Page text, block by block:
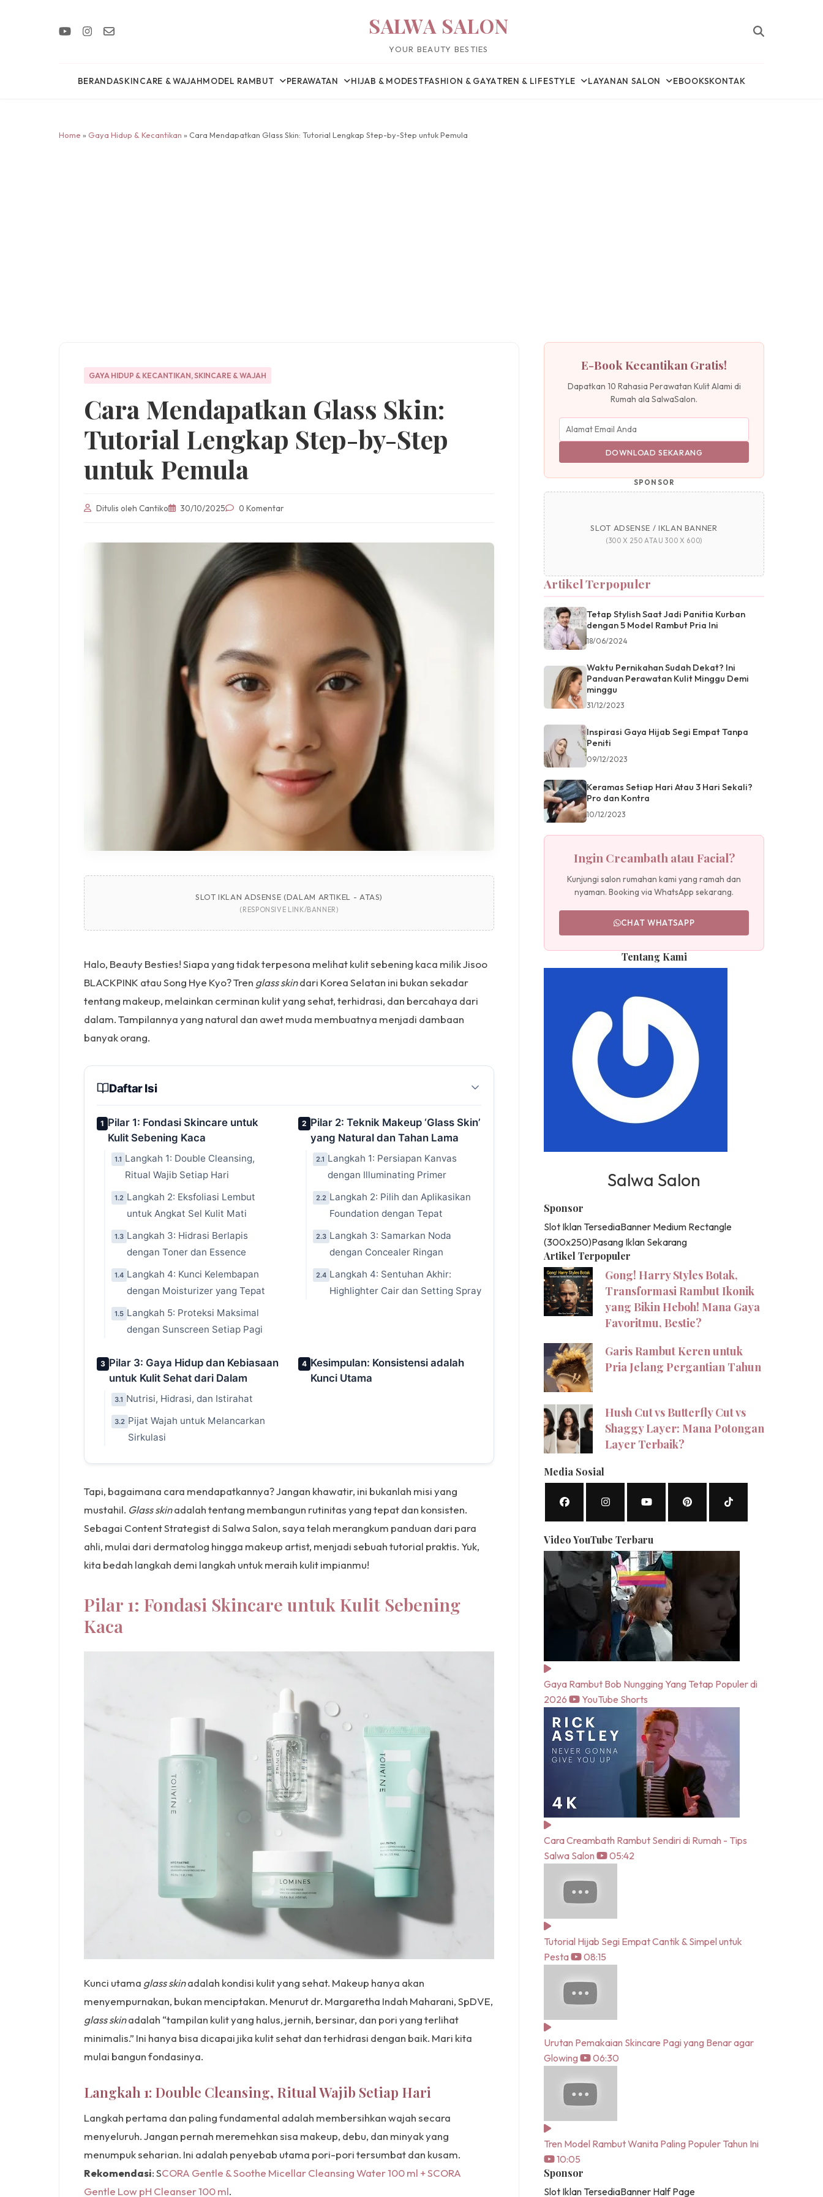
SALWA SALON
YOUR BEAUTY BESTIES
BERANDASKINCARE & WAJAHMODEL RAMBUT PERAWATAN HIJAB & MODESTFASHION & GAYATREN & LIFESTYLE LAYANAN SALON EBOOKSKONTAK
Home » Gaya Hidup & Kecantikan » Cara Mendapatkan Glass Skin: Tutorial Lengkap Step-by-Step untuk Pemula
GAYA HIDUP & KECANTIKAN, SKINCARE & WAJAH
Cara Mendapatkan Glass Skin:
Tutorial Lengkap Step-by-Step
untuk Pemula
Ditulis oleh Cantiko 30/10/2025 0 Komentar
SLOT IKLAN ADSENSE (DALAM ARTIKEL - ATAS)
(RESPONSIVE LINK/BANNER)
Halo, Beauty Besties! Siapa yang tidak terpesona melihat kulit sebening kaca milik Jisoo
BLACKPINK atau Song Hye Kyo? Tren glass skindari Korea Selatan ini bukan sekadar
tentang makeup, melainkan cerminan kulit yang sehat, terhidrasi, dan bercahaya dari
dalam. Tampilannya yang natural dan awet muda membuatnya menjadi dambaan
banyak orang.
Daftar Isi
1 Pilar 1: Fondasi Skincare untuk
Kulit Sebening Kaca
1.1 Langkah 1: Double Cleansing,
Ritual Wajib Setiap Hari
1.2 Langkah 2: Eksfoliasi Lembut
untuk Angkat Sel Kulit Mati
1.3 Langkah 3: Hidrasi Berlapis
dengan Toner dan Essence
1.4 Langkah 4: Kunci Kelembapan
dengan Moisturizer yang Tepat
1.5 Langkah 5: Proteksi Maksimal
dengan Sunscreen Setiap Pagi
2 Pilar 2: Teknik Makeup ‘Glass Skin’
yang Natural dan Tahan Lama
2.1 Langkah 1: Persiapan Kanvas
dengan Illuminating Primer
2.2 Langkah 2: Pilih dan Aplikasikan
Foundation dengan Tepat
2.3 Langkah 3: Samarkan Noda
dengan Concealer Ringan
2.4 Langkah 4: Sentuhan Akhir:
Highlighter Cair dan Setting Spray
3 Pilar 3: Gaya Hidup dan Kebiasaan
untuk Kulit Sehat dari Dalam
3.1 Nutrisi, Hidrasi, dan Istirahat
3.2 Pijat Wajah untuk Melancarkan
Sirkulasi
4 Kesimpulan: Konsistensi adalah
Kunci Utama
Tapi, bagaimana cara mendapatkannya? Jangan khawatir, ini bukanlah misi yang
mustahil. Glass skinadalah tentang membangun rutinitas yang tepat dan konsisten.
Sebagai Content Strategist di Salwa Salon, saya telah merangkum panduan dari para
ahli, mulai dari dermatolog hingga makeup artist, menjadi sebuah tutorial praktis. Yuk,
kita bedah langkah demi langkah untuk meraih kulit impianmu!
Pilar 1: Fondasi Skincare untuk Kulit Sebening
Kaca
Kunci utama glass skinadalah kondisi kulit yang sehat. Makeup hanya akan
menyempurnakan, bukan menciptakan. Menurut dr. Margaretha Indah Maharani, SpDVE,
glass skinadalah “tampilan kulit yang halus, jernih, bersinar, dan pori yang terlihat
minimalis.” Ini hanya bisa dicapai jika kulit sehat dan terhidrasi dengan baik. Mari kita
mulai bangun fondasinya.
Langkah 1: Double Cleansing, Ritual Wajib Setiap Hari
Langkah pertama dan paling fundamental adalah membersihkan wajah secara
menyeluruh. Jangan pernah meremehkan sisa makeup, debu, dan minyak yang
menumpuk seharian. Ini adalah penyebab utama pori-pori tersumbat dan kusam.
Rekomendasi: SCORA Gentle & Soothe Micellar Cleansing Water 100 ml + SCORA
Gentle Low pH Cleanser 100 ml.
E-Book Kecantikan Gratis!
Dapatkan 10 Rahasia Perawatan Kulit Alami di
Rumah ala SalwaSalon.
DOWNLOAD SEKARANG
SPONSOR
SLOT ADSENSE / IKLAN BANNER
(300 X 250 ATAU 300 X 600)
Artikel Terpopuler
Tetap Stylish Saat Jadi Panitia Kurban
dengan 5 Model Rambut Pria Ini
18/06/2024
Waktu Pernikahan Sudah Dekat? Ini
Panduan Perawatan Kulit Minggu Demi
minggu
31/12/2023
Inspirasi Gaya Hijab Segi Empat Tanpa
Peniti
09/12/2023
Keramas Setiap Hari Atau 3 Hari Sekali?
Pro dan Kontra
10/12/2023
Ingin Creambath atau Facial?
Kunjungi salon rumahan kami yang ramah dan
nyaman. Booking via WhatsApp sekarang.
CHAT WHATSAPP
Tentang Kami
Salwa Salon
Sponsor
Slot Iklan TersediaBanner Medium Rectangle
(300x250)Pasang Iklan Sekarang
Artikel Terpopuler
Gong! Harry Styles Botak,
Transformasi Rambut Ikonik
yang Bikin Heboh! Mana Gaya
Favoritmu, Bestie?
Garis Rambut Keren untuk
Pria Jelang Pergantian Tahun
Hush Cut vs Butterfly Cut vs
Shaggy Layer: Mana Potongan
Layer Terbaik?
Media Sosial
Video YouTube Terbaru
Gaya Rambut Bob Nungging Yang Tetap Populer di
2026
YouTube Shorts
Cara Creambath Rambut Sendiri di Rumah - Tips
Salwa Salon
05:42
Tutorial Hijab Segi Empat Cantik & Simpel untuk
Pesta
08:15
Urutan Pemakaian Skincare Pagi yang Benar agar
Glowing
06:30
Tren Model Rambut Wanita Paling Populer Tahun Ini
10:05
Sponsor
Slot Iklan TersediaBanner Half Page